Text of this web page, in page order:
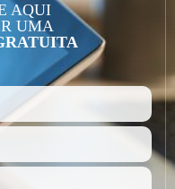
AQUI
UMA